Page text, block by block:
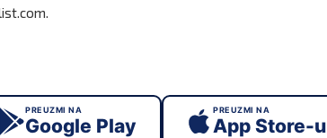
PREUZMI NA
Google Play
PREUZMI NA
App Store-u